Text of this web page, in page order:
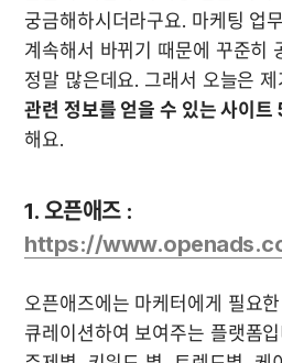
궁금해하시더라구요. 마케팅 업
계속해서 바뀌기 때문에 꾸준히
정말 많은데요. 그래서 오늘은
관련 정보를 얻을 수 있는 사이트
해요.
https://
오픈애즈에는 마케터에게 필요
큐레이션하여 보여주는 플랫폼